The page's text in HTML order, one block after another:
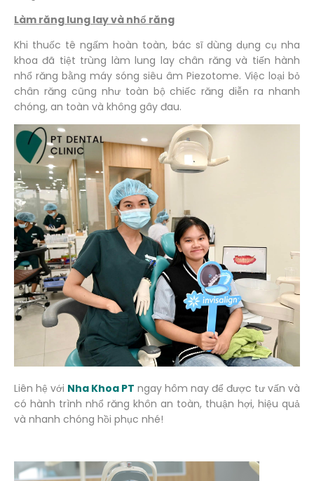
Làm răng lung lay và nhổ răng
Khi thuốc tê ngấm hoàn toàn, bác sĩ dùng dụng cụ nha
khoa đã tiệt trùng làm lung lay chân răng và tiến hành
nhổ răng bằng máy sóng siêu âm Piezotome. Việc loại bỏ
chân răng cũng như toàn bộ chiếc răng diễn ra nhanh
chóng, an toàn và không gây đau.
Liên hệ với Nha Khoa PT ngay hôm nay để được tư vấn và
có hành trình nhổ răng khôn an toàn, thuận hợi, hiệu quả
và nhanh chóng hồi phục nhé!